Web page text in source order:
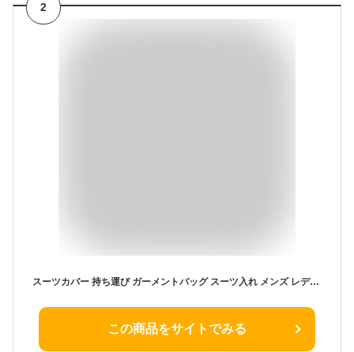
2
スーツカバー 持ち運び ガーメントバッグ スーツ入れ メンズ レディース 出張 冠婚葬祭 結婚式 ブラック 衣類 スーツ 収納 シワ 型崩れ 防止 大容量 防水 撥水 防塵 軽量 男女兼用 スーツバッグ ブリーフケース
この商品をサイトでみる